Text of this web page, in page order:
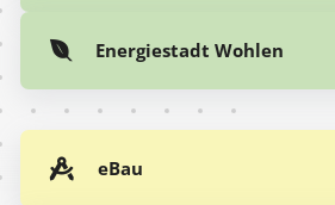
Energiestadt Wohlen
eBau